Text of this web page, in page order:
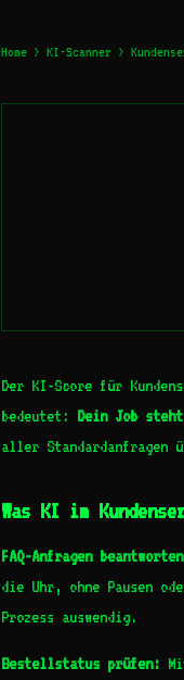
Home > KI-Scanner >
Der KI-Score für
bedeutet: Dein Job
aller Standardanfragen
Was KI im
FAQ-Anfragen
die Uhr, ohne Pausen
Prozess auswendig.
Bestellstatus prüfen: